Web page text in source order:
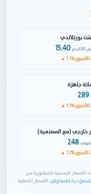
بورتلاندي
15.40
الأسبوع
جاهزة
289
الأسبوع
خارجي (مع المصنعية)
248
الأسبوع
الرسمية المنشورة من
للمقاولين. الأسعار الفعلية